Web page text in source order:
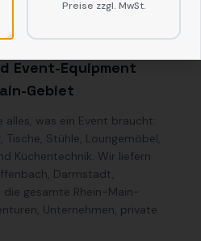
Event-Equipment
Gebiet
was ein Event braucht:
Tische, Stühle, Loungemöbel,
Küchentechnik. Wir liefern
Darmstadt,
die gesamte Rhein-Main-
Unternehmen, private
Preise zzgl. MwSt.